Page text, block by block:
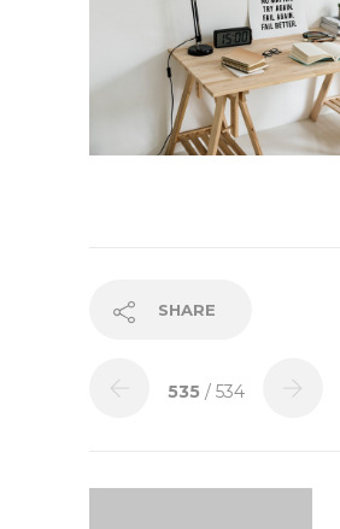
SHARE
535 / 534